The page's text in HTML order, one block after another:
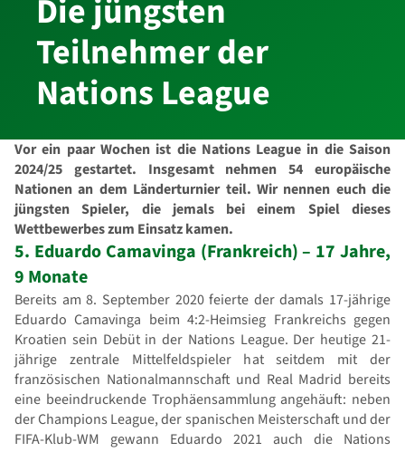
Die jüngsten
Teilnehmer der
Nations League
Vor ein paar Wochen ist die Nations League in die Saison
2024/25 gestartet. Insgesamt nehmen 54 europäische
Nationen an dem Länderturnier teil. Wir nennen euch die
jüngsten Spieler, die jemals bei einem Spiel dieses
Wettbewerbes zum Einsatz kamen.
5. Eduardo Camavinga (Frankreich) – 17 Jahre,
9 Monate
Bereits am 8. September 2020 feierte der damals 17-jährige
Eduardo Camavinga beim 4:2-Heimsieg Frankreichs gegen
Kroatien sein Debüt in der Nations League. Der heutige 21-
jährige zentrale Mittelfeldspieler hat seitdem mit der
französischen Nationalmannschaft und Real Madrid bereits
eine beeindruckende Trophäensammlung angehäuft: neben
der Champions League, der spanischen Meisterschaft und der
FIFA-Klub-WM gewann Eduardo 2021 auch die Nations